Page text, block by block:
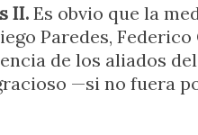
II. Es obvio que la
Paredes,
de los aliados
—si no fuera